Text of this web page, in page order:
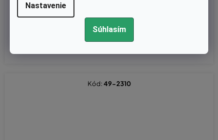
Nastavenie
Súhlasím
Kód:49-2310